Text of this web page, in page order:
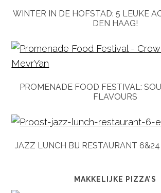
WINTER IN DE HOFSTAD: 5 LEUKE
DEN HAAG!
PROMENADE FOOD FESTIVAL:
FLAVOURS
JAZZ LUNCH BIJ RESTAURANT
MAKKELIJKE PIZZA’S